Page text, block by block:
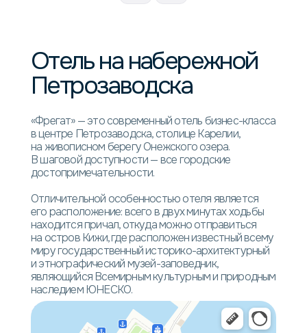
«Фрегат» — это современный отель бизнес-класса
в центре Петрозаводска, столице Карелии,
на живописном берегу Онежского озера.
В шаговой доступности — все городские
достопримечательности.
Отличительной особенностью отеля является
его расположение: всего в двух минутах ходьбы
находится причал, откуда можно отправиться
на остров Кижи, где расположен известный всему
миру государственный историко-архитектурный
и этнографический музей-заповедник,
являющийся Всемирным культурным и природным
наследием ЮНЕСКО.
Отель на набережной
Петрозаводска